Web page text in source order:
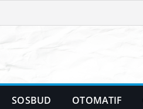
SOSBUD OTOMATIF